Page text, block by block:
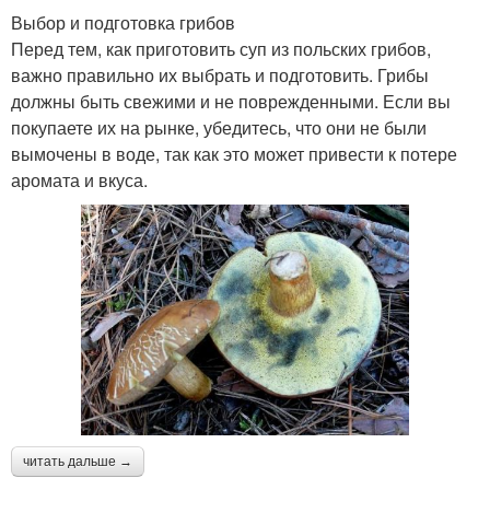
Выбор и подготовка грибов
Перед тем, как приготовить суп из польских грибов,
важно правильно их выбрать и подготовить. Грибы
должны быть свежими и не поврежденными. Если вы
покупаете их на рынке, убедитесь, что они не были
вымочены в воде, так как это может привести к потере
аромата и вкуса.
читать дальше →